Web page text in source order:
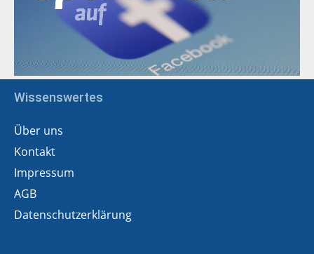
Wissenswertes
Über uns
Kontakt
Impressum
AGB
Datenschutzerklärung